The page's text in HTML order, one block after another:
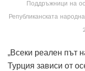
Поддръжници на
Републиканската
„Всеки реален път
Турция зависи от